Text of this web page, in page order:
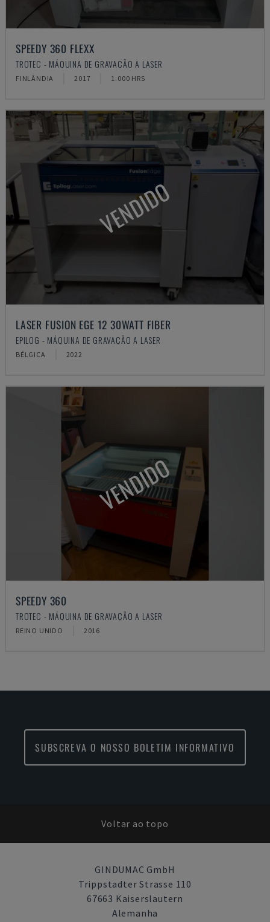
SPEEDY 360 FLEXX
TROTEC - MÁQUINA DE GRAVAÇÃO A LASER
FINLÂNDIA 2017 1.000 HRS
VENDIDO
LASER FUSION EGE 12 30WATT FIBER
EPILOG - MÁQUINA DE GRAVAÇÃO A LASER
BÉLGICA 2022
VENDIDO
SPEEDY 360
TROTEC - MÁQUINA DE GRAVAÇÃO A LASER
REINO UNIDO 2016
SUBSCREVA O NOSSO BOLETIM INFORMATIVO
Voltar ao topo
GINDUMAC GmbH
Trippstadter Strasse 110
67663 Kaiserslautern
Alemanha